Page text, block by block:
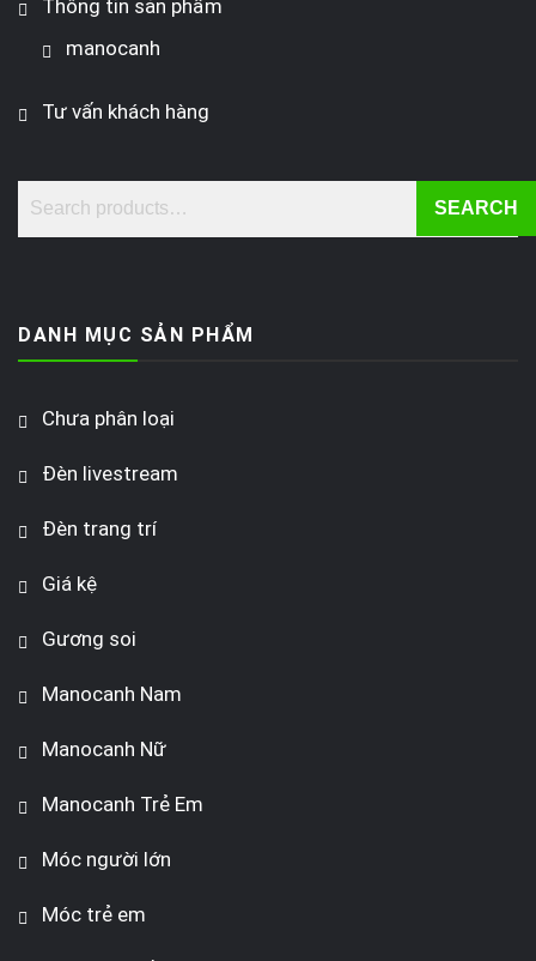
Thông tin sản phẩm
manocanh
Tư vấn khách hàng
SEARCH
DANH MỤC SẢN PHẨM
Chưa phân loại
Đèn livestream
Đèn trang trí
Giá kệ
Gương soi
Manocanh Nam
Manocanh Nữ
Manocanh Trẻ Em
Móc người lớn
Móc trẻ em